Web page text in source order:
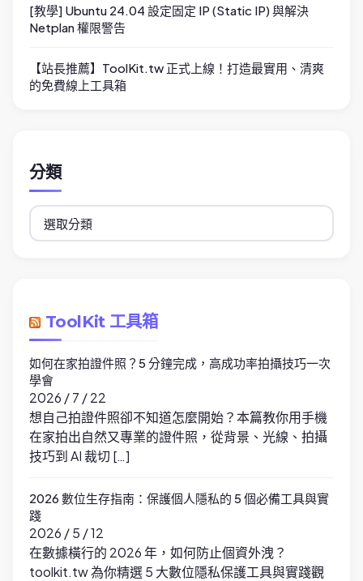
[教學] Ubuntu 24.04 設定固定 IP (Static IP) 與解決
Netplan 權限警告
【站長推薦】ToolKit.tw 正式上線！打造最實用、清爽
的免費線上工具箱
分類
分
類
ToolKit 工具箱
如何在家拍證件照？5 分鐘完成，高成功率拍攝技巧一次
學會
2026 / 7 / 22
想自己拍證件照卻不知道怎麼開始？本篇教你用手機
在家拍出自然又專業的證件照，從背景、光線、拍攝
技巧到 AI 裁切 […]
2026 數位生存指南：保護個人隱私的 5 個必備工具與實
踐
2026 / 5 / 12
在數據橫行的 2026 年，如何防止個資外洩？
toolkit.tw 為你精選 5 大數位隱私保護工具與實踐觀